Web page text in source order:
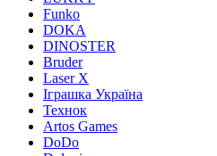
Funko
DOKA
DINOSTER
Bruder
Laser X
Іграшка Україна
Технок
Artos Games
DoDo